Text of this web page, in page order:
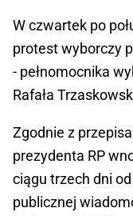
W czwartek po
protest wyborczy
- pełnomocnika
Rafała
Zgodnie z
prezydenta RP
ciągu trzech dni
publicznej